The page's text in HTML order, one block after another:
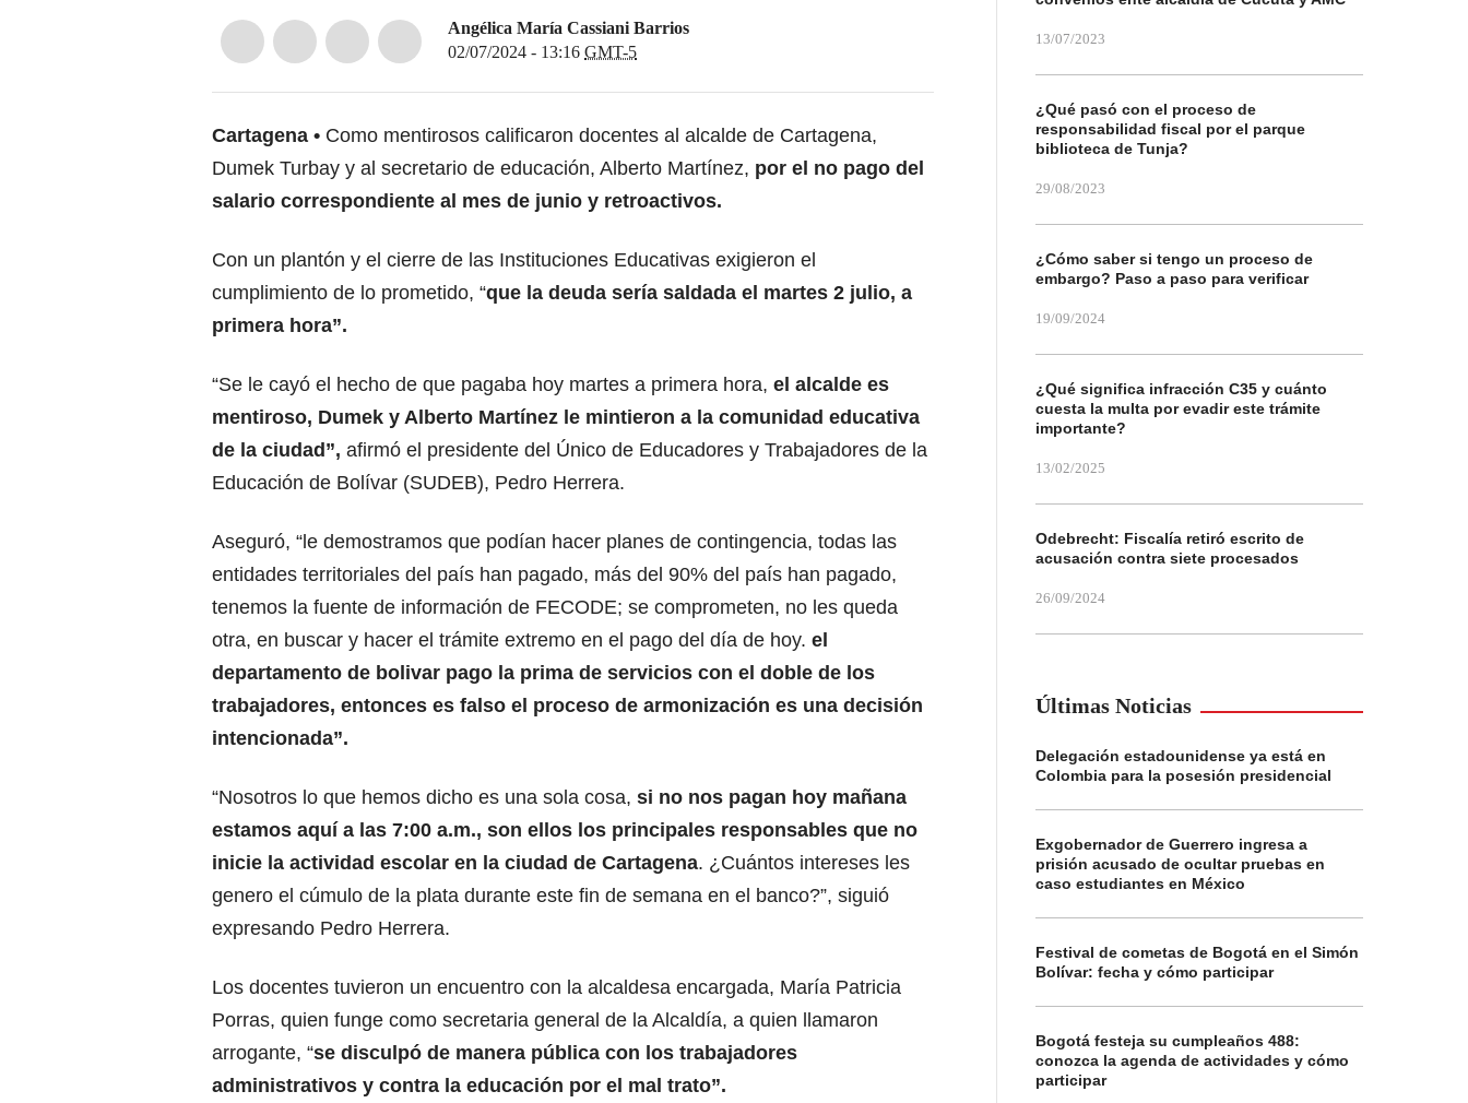
Angélica María Cassiani Barrios
02/07/2024 - 13:16 GMT-5
Cartagena
Como mentirosos calificaron docentes al alcalde de Cartagena,
Dumek Turbay y al secretario de educación, Alberto Martínez, por el no pago del
salario correspondiente al mes de junio y retroactivos.
Con un plantón y el cierre de las Instituciones Educativas exigieron el
cumplimiento de lo prometido, “que la deuda sería saldada el martes 2 julio, a
primera hora”.
“Se le cayó el hecho de que pagaba hoy martes a primera hora, el alcalde es
mentiroso, Dumek y Alberto Martínez le mintieron a la comunidad educativa
de la ciudad”, afirmó el presidente del Único de Educadores y Trabajadores de la
Educación de Bolívar (SUDEB), Pedro Herrera.
Aseguró, “le demostramos que podían hacer planes de contingencia, todas las
entidades territoriales del país han pagado, más del 90% del país han pagado,
tenemos la fuente de información de FECODE; se comprometen, no les queda
otra, en buscar y hacer el trámite extremo en el pago del día de hoy. el
departamento de bolivar pago la prima de servicios con el doble de los
trabajadores, entonces es falso el proceso de armonización es una decisión
intencionada”.
“Nosotros lo que hemos dicho es una sola cosa, si no nos pagan hoy mañana
estamos aquí a las 7:00 a.m., son ellos los principales responsables que no
inicie la actividad escolar en la ciudad de Cartagena. ¿Cuántos intereses les
genero el cúmulo de la plata durante este fin de semana en el banco?”, siguió
expresando Pedro Herrera.
Los docentes tuvieron un encuentro con la alcaldesa encargada, María Patricia
Porras, quien funge como secretaria general de la Alcaldía, a quien llamaron
arrogante, “se disculpó de manera pública con los trabajadores
administrativos y contra la educación por el mal trato”.
13/07/2023
¿Qué pasó con el proceso de
responsabilidad fiscal por el parque
biblioteca de Tunja?
29/08/2023
¿Cómo saber si tengo un proceso de
embargo? Paso a paso para verificar
19/09/2024
¿Qué significa infracción C35 y cuánto
cuesta la multa por evadir este trámite
importante?
13/02/2025
Odebrecht: Fiscalía retiró escrito de
acusación contra siete procesados
26/09/2024
Últimas Noticias
Delegación estadounidense ya está en
Colombia para la posesión presidencial
Exgobernador de Guerrero ingresa a
prisión acusado de ocultar pruebas en
caso estudiantes en México
Festival de cometas de Bogotá en el Simón
Bolívar: fecha y cómo participar
Bogotá festeja su cumpleaños 488:
conozca la agenda de actividades y cómo
participar